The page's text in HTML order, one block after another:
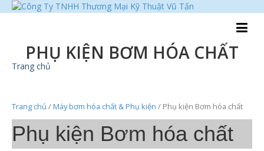
PHỤ KIỆN BƠM HÓA CHẤT
Trang chủ
Trang chủ /Máy bơm hóa chất & Phụ kiện / Phụ kiện Bơm hóa chất
Phụ kiện Bơm hóa chất